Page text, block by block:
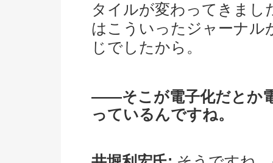
タイルが変わってきまし
はこういったジャーナル
じでしたから。
――そこが電子化だとか
っているんですね。